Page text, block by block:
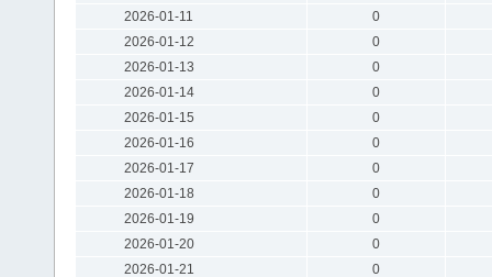
2026-01-11
0
2026-01-12
0
2026-01-13
0
2026-01-14
0
2026-01-15
0
2026-01-16
0
2026-01-17
0
2026-01-18
0
2026-01-19
0
2026-01-20
0
2026-01-21
0